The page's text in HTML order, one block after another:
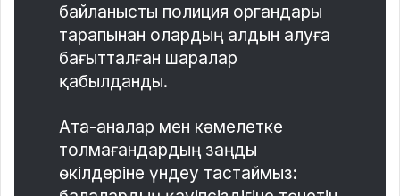
байланысты полиция органдары
тарапынан олардың алдын алуға
бағытталған шаралар
қабылданды.
Ата-аналар мен кәмелетке
толмағандардың заңды
өкілдеріне үндеу тастаймыз: